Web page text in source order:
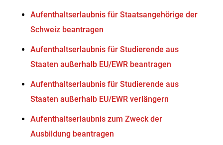
Aufenthaltserlaubnis für Staatsangehörige der
Schweiz beantragen
Aufenthaltserlaubnis für Studierende aus
Staaten außerhalb EU/EWR beantragen
Aufenthaltserlaubnis für Studierende aus
Staaten außerhalb EU/EWR verlängern
Aufenthaltserlaubnis zum Zweck der
Ausbildung beantragen